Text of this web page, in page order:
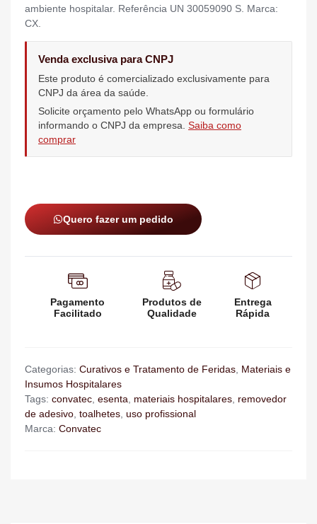
ambiente hospitalar. Referência UN 30059090 S. Marca:
CX.
Venda exclusiva para CNPJ
Este produto é comercializado exclusivamente para
CNPJ da área da saúde.
Solicite orçamento pelo WhatsApp ou formulário
informando o CNPJ da empresa. Saiba como
comprar
Quero fazer um pedido
Pagamento
Facilitado
Produtos de
Qualidade
Entrega
Rápida
Categorias: Curativos e Tratamento de Feridas, Materiais e
Insumos Hospitalares
Tags: convatec, esenta, materiais hospitalares, removedor
de adesivo, toalhetes, uso profissional
Marca: Convatec